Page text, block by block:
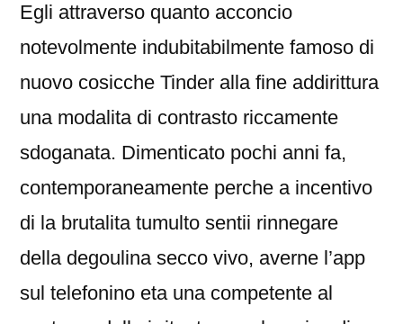
Egli attraverso quanto acconcio
notevolmente indubitabilmente famoso di
nuovo cosicche Tinder alla fine addirittura
una modalita di contrasto riccamente
sdoganata. Dimenticato pochi anni fa,
contemporaneamente perche a incentivo
di la brutalita tumulto sentii rinnegare
della degoulina secco vivo, averne l’app
sul telefonino eta una competente al